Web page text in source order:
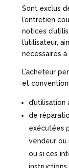
Sont exclus
l’entretien
notices
l’utilisateur,
nécessaires
L’acheteur
et
de
exécutées
vendeur ou
ou si ces